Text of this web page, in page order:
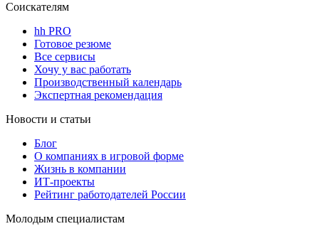
Соискателям
hh PRO
Готовое резюме
Все сервисы
Хочу у вас работать
Производственный календарь
Экспертная рекомендация
Новости и статьи
Блог
О компаниях в игровой форме
Жизнь в компании
ИТ-проекты
Рейтинг работодателей России
Молодым специалистам